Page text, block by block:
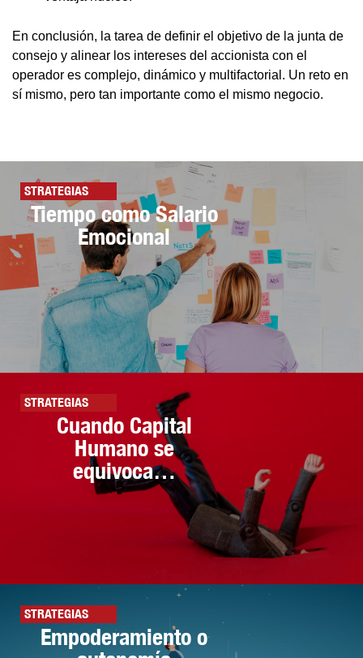
En conclusión, la tarea de definir el objetivo de la junta de
consejo y alinear los intereses del accionista con el
operador es complejo, dinámico y multifactorial. Un reto en
sí mismo, pero tan importante como el mismo negocio.
STRATEGIAS
Tiempo como Salario
Emocional
STRATEGIAS
Cuando Capital
Humano se
equivoca…
STRATEGIAS
Empoderamiento o